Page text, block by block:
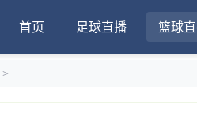
首页 足球直播 篮球
>